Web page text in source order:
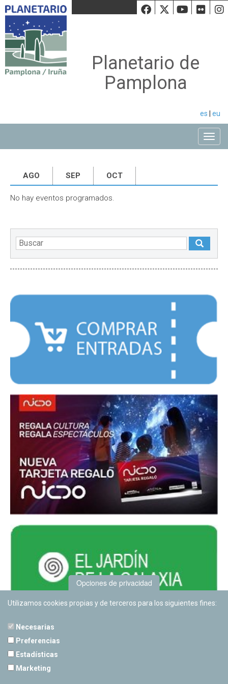
Facebook
Twiiter
Planetario de
Pamplona
es eu
AGO SEP OCT
No hay eventos programados.
Opciones de privacidad
Utilizamos cookies propias y de terceros para los siguientes fines:
Necesarias
Preferencias
Estadísticas
Marketing